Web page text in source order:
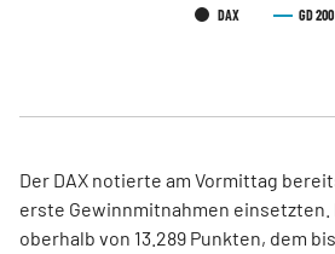
DAX GD 200
Der DAX notierte am Vormittag
erste Gewinnmitnahmen einsetzten.
oberhalb von 13.289 Punkten, dem